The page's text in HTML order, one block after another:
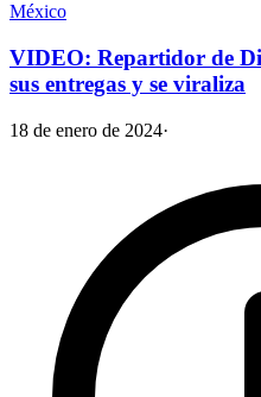
México
VIDEO: Repartidor de
sus entregas y se viraliza
18 de enero de 2024·